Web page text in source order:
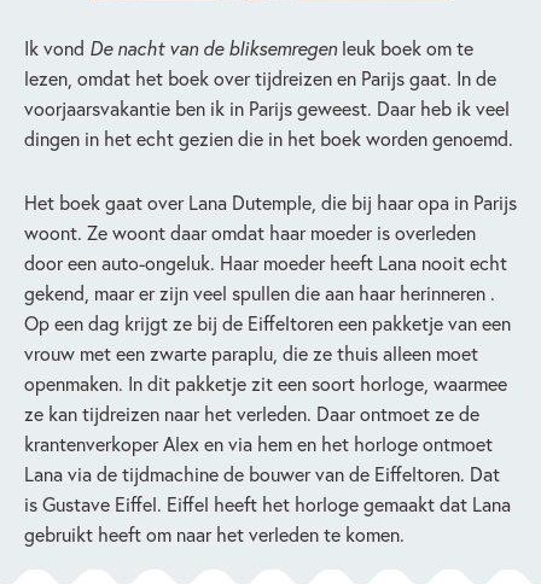
Ik vond De nacht van de bliksemregenleuk boek om te
lezen, omdat het boek over tijdreizen en Parijs gaat. In de
voorjaarsvakantie ben ik in Parijs geweest. Daar heb ik veel
dingen in het echt gezien die in het boek worden genoemd.
Het boek gaat over Lana Dutemple, die bij haar opa in Parijs
woont. Ze woont daar omdat haar moeder is overleden
door een auto-ongeluk. Haar moeder heeft Lana nooit echt
gekend, maar er zijn veel spullen die aan haar herinneren .
Op een dag krijgt ze bij de Eiffeltoren een pakketje van een
vrouw met een zwarte paraplu, die ze thuis alleen moet
openmaken. In dit pakketje zit een soort horloge, waarmee
ze kan tijdreizen naar het verleden. Daar ontmoet ze de
krantenverkoper Alex en via hem en het horloge ontmoet
Lana via de tijdmachine de bouwer van de Eiffeltoren. Dat
is Gustave Eiffel. Eiffel heeft het horloge gemaakt dat Lana
gebruikt heeft om naar het verleden te komen.